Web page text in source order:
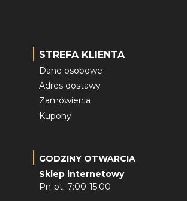
STREFA KLIENTA
Dane osobowe
Adres dostawy
Zamówienia
Kupony
GODZINY OTWARCIA
Sklep internetowy
Pn-pt: 7:00-15:00